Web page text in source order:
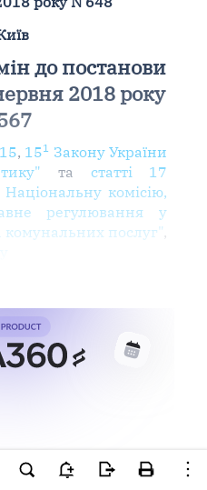
до постанови
2018 року
, 151 Закону України
та статті 17
комісію,
регулювання у
комунальних послуг",
використати
професійної